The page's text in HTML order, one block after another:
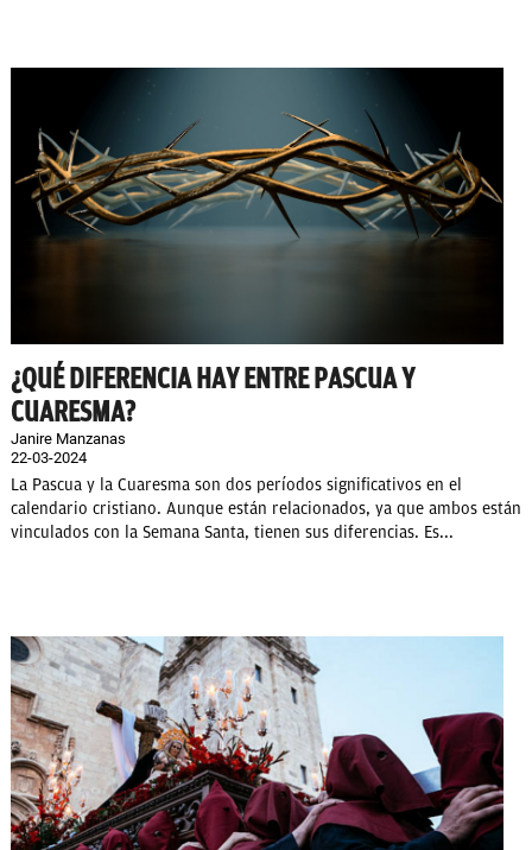
¿QUÉ DIFERENCIA HAY ENTRE PASCUA Y
CUARESMA?
Janire Manzanas
22-03-2024
La Pascua y la Cuaresma son dos períodos significativos en el
calendario cristiano. Aunque están relacionados, ya que ambos están
vinculados con la Semana Santa, tienen sus diferencias. Es...